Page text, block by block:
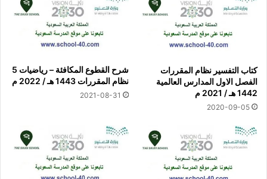
كتاب التفسير نظام المقررات
الفصل الاول المدارس العالمية
1442 هـ / 2021 م
2020-09-05
شرح القطوع المكافئة – رياضيات 5
نظام المقررات 1443 هـ / 2022 م
2021-08-31